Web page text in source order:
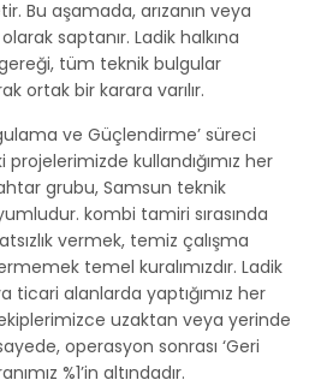
Bu aşamada, arızanın veya
saptanır. Ladik halkına
tüm teknik bulgular
ortak bir karara varılır.
ve Güçlendirme’ süreci
kullandığımız her
grubu, Samsun teknik
kombi tamiri sırasında
vermek, temiz çalışma
temel kuralımızdır. Ladik
ticari alanlarda yaptığımız her
uzaktan veya yerinde
operasyon sonrası ‘Geri
%1’in altındadır.